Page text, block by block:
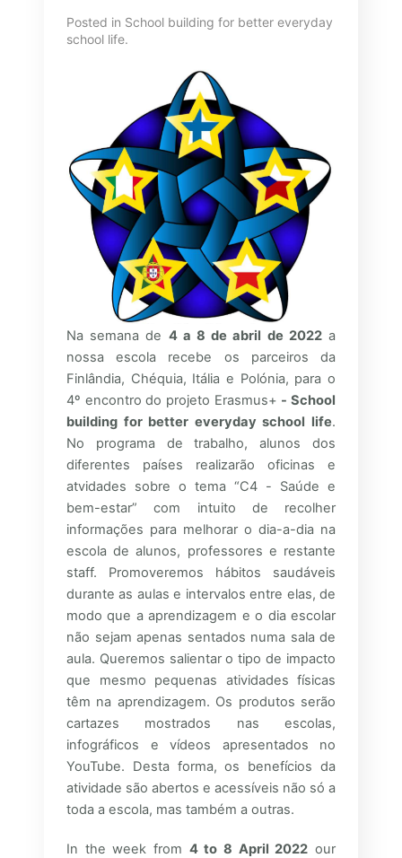
Posted in School building for better everyday
school life.
Na semana de 4 a 8 de abril de 2022a
nossa escola recebe os parceiros da
Finlândia, Chéquia, Itália e Polónia, para o
4º encontro do projeto Erasmus+ - School
building for better everyday school life.
No programa de trabalho, alunos dos
diferentes países realizarão oficinas e
atvidades sobre o tema “C4 - Saúde e
bem-estar” com intuito de recolher
informações para melhorar o dia-a-dia na
escola de alunos, professores e restante
staff. Promoveremos hábitos saudáveis
durante as aulas e intervalos entre elas, de
modo que a aprendizagem e o dia escolar
não sejam apenas sentados numa sala de
aula. Queremos salientar o tipo de impacto
que mesmo pequenas atividades físicas
têm na aprendizagem. Os produtos serão
cartazes mostrados nas escolas,
infográficos e vídeos apresentados no
YouTube. Desta forma, os benefícios da
atividade são abertos e acessíveis não só a
toda a escola, mas também a outras.
In the week from 4 to 8 April 2022 our